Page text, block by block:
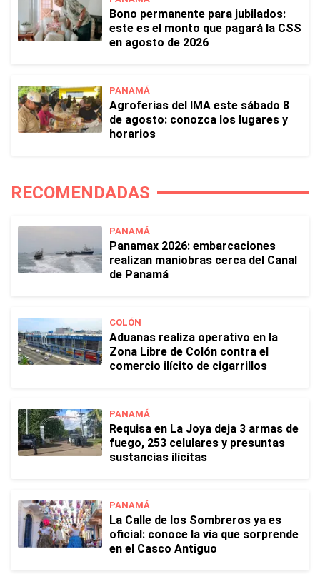
Bono permanente para jubilados:
este es el monto que pagará la CSS
en agosto de 2026
PANAMÁ
Agroferias del IMA este sábado 8
de agosto: conozca los lugares y
horarios
RECOMENDADAS
PANAMÁ
Panamax 2026: embarcaciones
realizan maniobras cerca del Canal
de Panamá
COLÓN
Aduanas realiza operativo en la
Zona Libre de Colón contra el
comercio ilícito de cigarrillos
PANAMÁ
Requisa en La Joya deja 3 armas de
fuego, 253 celulares y presuntas
sustancias ilícitas
PANAMÁ
La Calle de los Sombreros ya es
oficial: conoce la vía que sorprende
en el Casco Antiguo